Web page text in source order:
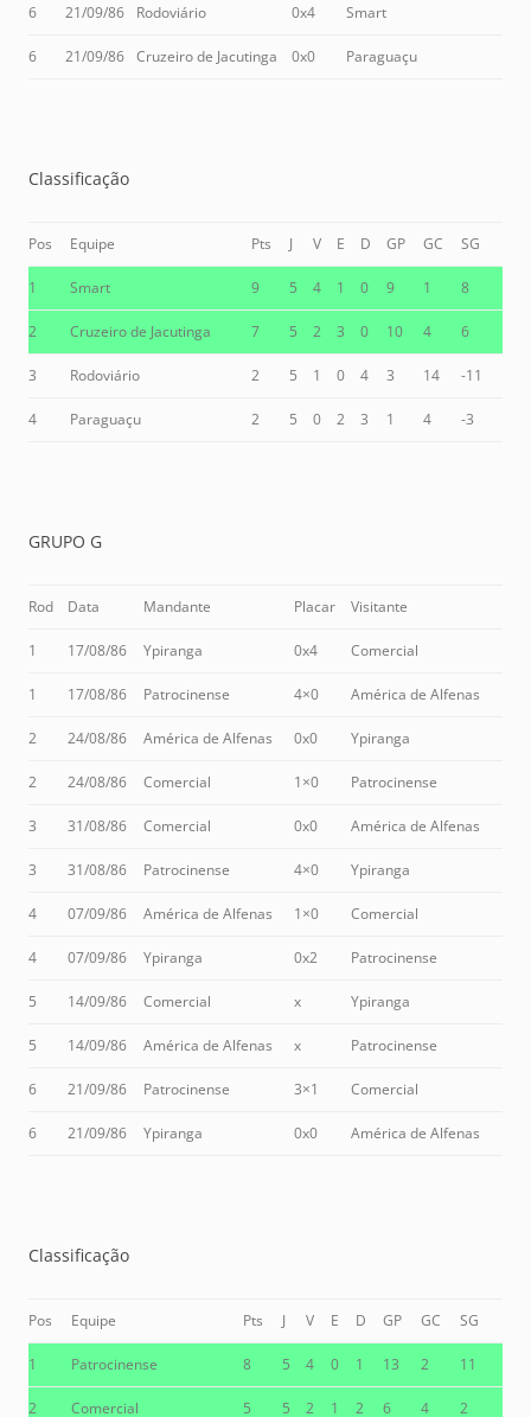
6 21/09/86 Rodoviário 0x4 Smart
6 21/09/86 Cruzeiro de Jacutinga 0x0 Paraguaçu
Classificação
Pos Equipe Pts J V E D GP GC SG
1 Smart 9 5 4 1 0 9 1 8
2 Cruzeiro de Jacutinga 7 5 2 3 0 10 4 6
3 Rodoviário 2 5 1 0 4 3 14 -11
4 Paraguaçu 2 5 0 2 3 1 4 -3
GRUPO G
Rod Data Mandante Placar Visitante
1 17/08/86 Ypiranga 0x4 Comercial
1 17/08/86 Patrocinense 4×0 América de Alfenas
2 24/08/86 América de Alfenas 0x0 Ypiranga
2 24/08/86 Comercial 1×0 Patrocinense
3 31/08/86 Comercial 0x0 América de Alfenas
3 31/08/86 Patrocinense 4×0 Ypiranga
4 07/09/86 América de Alfenas 1×0 Comercial
4 07/09/86 Ypiranga 0x2 Patrocinense
5 14/09/86 Comercial x Ypiranga
5 14/09/86 América de Alfenas x Patrocinense
6 21/09/86 Patrocinense 3×1 Comercial
6 21/09/86 Ypiranga 0x0 América de Alfenas
Classificação
Pos Equipe Pts J V E D GP GC SG
1 Patrocinense 8 5 4 0 1 13 2 11
2 Comercial 5 5 2 1 2 6 4 2